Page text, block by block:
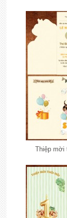
Thiệp mời